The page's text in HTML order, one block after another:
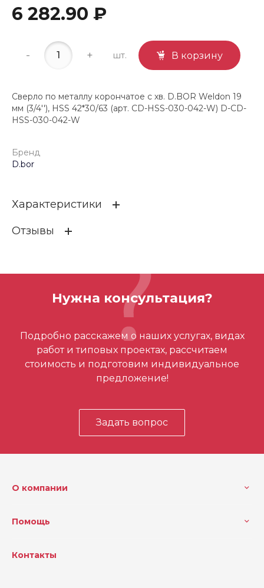
6 282.90 ₽
- + шт. В корзину
Сверло по металлу корончатое с хв. D.BOR Weldon 19
мм (3/4''), HSS 42*30/63 (арт. CD-HSS-030-042-W) D-CD-
HSS-030-042-W
Бренд
D.bor
Характеристики
Бренд
Отзывы
Отзывов ещё нет – ваш может стать
первым
Нужна консультация?
Подробно расскажем о наших услугах, видах
работ и типовых проектах, рассчитаем
стоимость и подготовим индивидуальное
предложение!
Задать вопрос
О компании
Помощь
Контакты